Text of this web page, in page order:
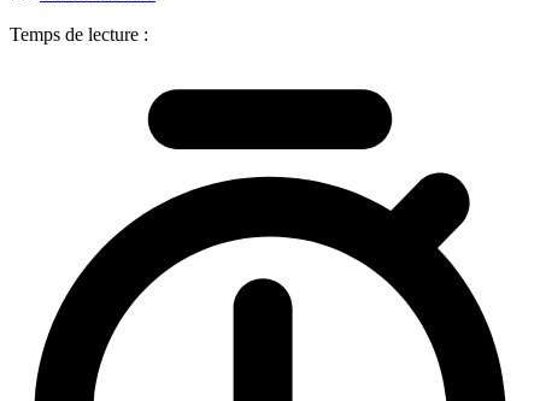
Temps de lecture :